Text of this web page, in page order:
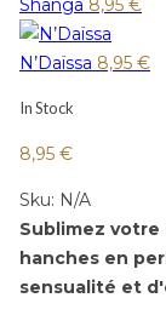
Shanga 8,95 €
N’Daïssa 8,95 €
In Stock
8,95 €
Sku: N/A
Sublimez
hanches en
sensualité et